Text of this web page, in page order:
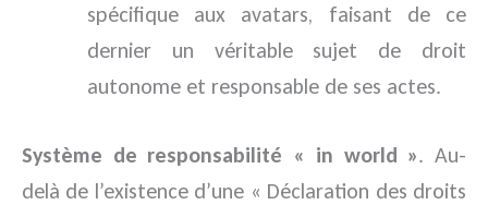
spécifique aux avatars, faisant de ce
dernier un véritable sujet de droit
autonome et responsable de ses actes.
Système de responsabilité « in world ». Au-
delà de l’existence d’une « Déclaration des droits